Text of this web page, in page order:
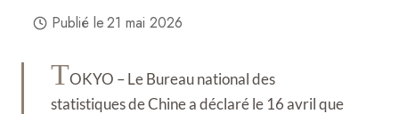
Publié le21 mai 2026
TOKYO – Le Bureau national des
statistiques de Chine a déclaré le 16 avril que